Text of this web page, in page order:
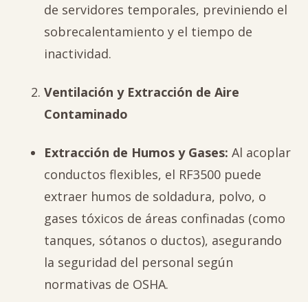
de servidores temporales, previniendo el
sobrecalentamiento y el tiempo de
inactividad.
Ventilación y Extracción de Aire
Contaminado
Extracción de Humos y Gases: Al acoplar
conductos flexibles, el RF3500 puede
extraer humos de soldadura, polvo, o
gases tóxicos de áreas confinadas (como
tanques, sótanos o ductos), asegurando
la seguridad del personal según
normativas de OSHA.